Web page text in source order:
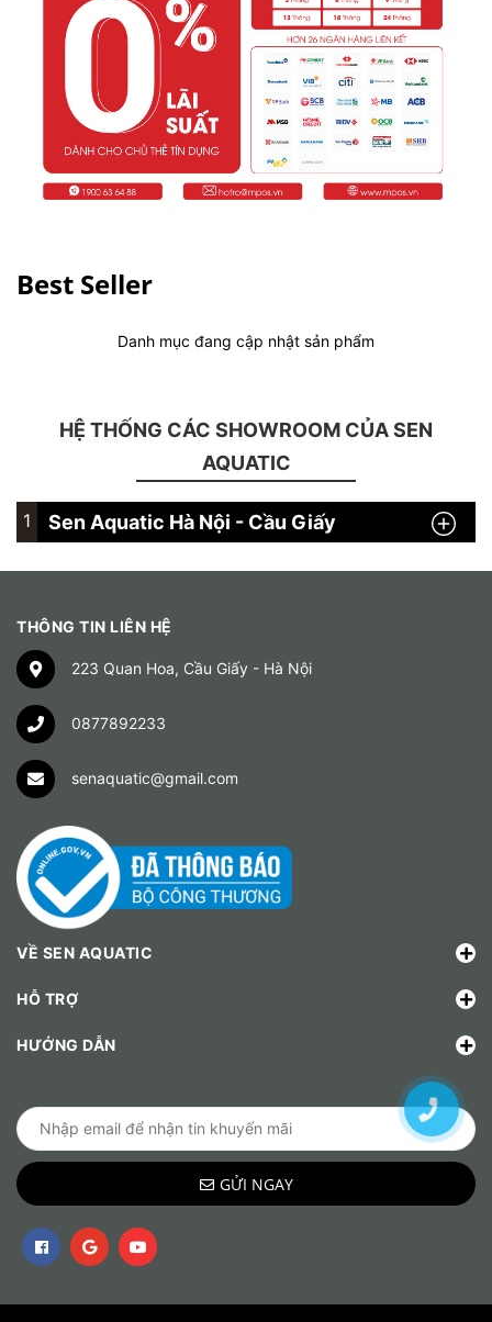
Best Seller
Danh mục đang cập nhật sản phẩm
HỆ THỐNG CÁC SHOWROOM CỦA SEN
AQUATIC
1 Sen Aquatic Hà Nội - Cầu Giấy
THÔNG TIN LIÊN HỆ
223 Quan Hoa, Cầu Giấy - Hà Nội
0877892233
senaquatic@gmail.com
VỀ SEN AQUATIC
HỖ TRỢ
HƯỚNG DẪN
GỬI NGAY